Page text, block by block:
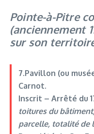
Pointe-à-Pitre
(anciennement
sur son
7.Pavillon (ou
Carnot.
Inscrit – Arrêté du
toitures du
parcelle, totalité de